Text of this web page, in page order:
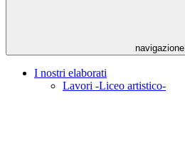
navigazione
I nostri elaborati
Lavori -Liceo artistico-